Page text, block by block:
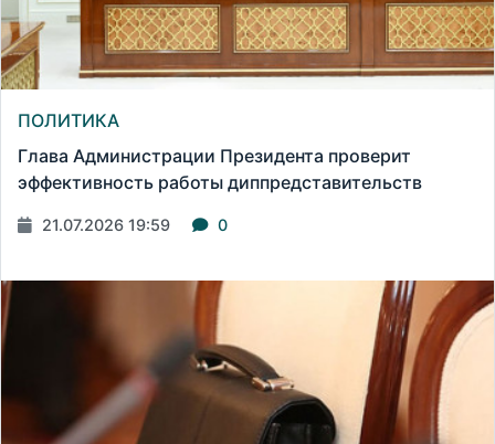
ПОЛИТИКА
Глава Администрации Президента проверит
эффективность работы диппредставительств
21.07.2026 19:59 0